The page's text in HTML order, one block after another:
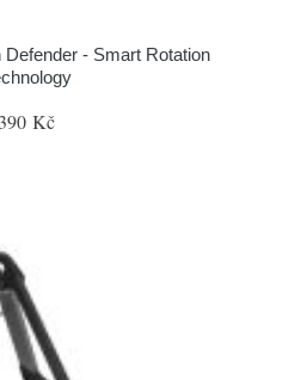
- Smart Rotation
Kč